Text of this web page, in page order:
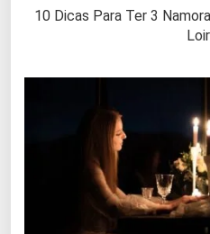
10 Dicas Para Ter 3